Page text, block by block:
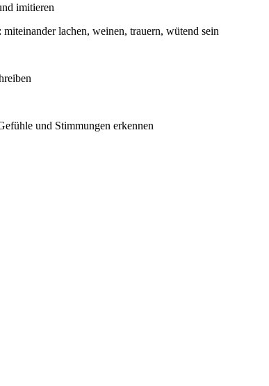
imitieren
lachen, weinen, trauern, wütend sein
und Stimmungen erkennen